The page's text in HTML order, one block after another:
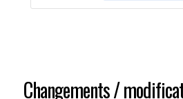
Changements /